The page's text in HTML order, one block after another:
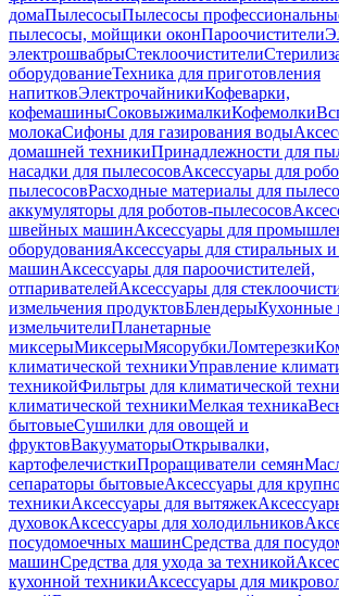
домаПылесосыПылесосы
пылесосы, мойщики оконПароочистители
электрошвабрыСтеклоочистители
оборудованиеТехника для приготовления
напитковЭлектрочайникиКофеварки,
кофемашиныСоковыжималкиКофемолки
молокаСифоны для газирования воды
домашней техникиПринадлежности для
насадки для пылесосовАксессуары для
пылесосовРасходные материалы для
аккумуляторы для роботов-пылесосов
швейных машинАксессуары для
оборудованияАксессуары для стиральных
машинАксессуары для пароочистителей,
отпаривателейАксессуары для
измельчения продуктовБлендерыКухонные
измельчителиПланетарные
миксерыМиксерыМясорубкиЛомтерезки
климатической техникиУправление
техникойФильтры для климатической
климатической техникиМелкая техника
бытовыеСушилки для овощей и
фруктовВакууматорыОткрывалки,
картофелечисткиПроращиватели семян
сепараторы бытовыеАксессуары для
техникиАксессуары для вытяжек
духовокАксессуары для холодильников
посудомоечных машинСредства для
машинСредства для ухода за техникой
кухонной техникиАксессуары для